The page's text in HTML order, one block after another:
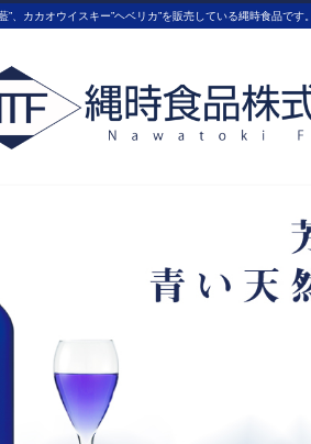
”、カカオウイスキー”ヘベリカ”を販売している縄時食品です。